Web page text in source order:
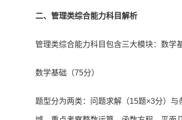
二、管理类综合能力科目解析
管理类综合能力科目包含三大模块：数学
数学基础（75分）
题型分为两类：问题求解（15题×3分）